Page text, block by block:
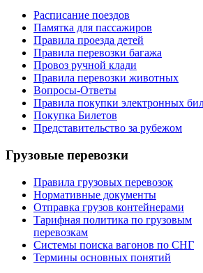
Расписание поездов
Памятка для пассажиров
Правила проезда детей
Правила перевозки багажа
Провоз ручной клади
Правила перевозки животных
Вопросы-Ответы
Правила покупки электронных
Покупка Билетов
Представительство за рубежом
Грузовые перевозки
Правила грузовых перевозок
Нормативные документы
Отправка грузов контейнерами
Тарифная политика по грузовым
перевозкам
Системы поиска вагонов по СНГ
Термины основных понятий